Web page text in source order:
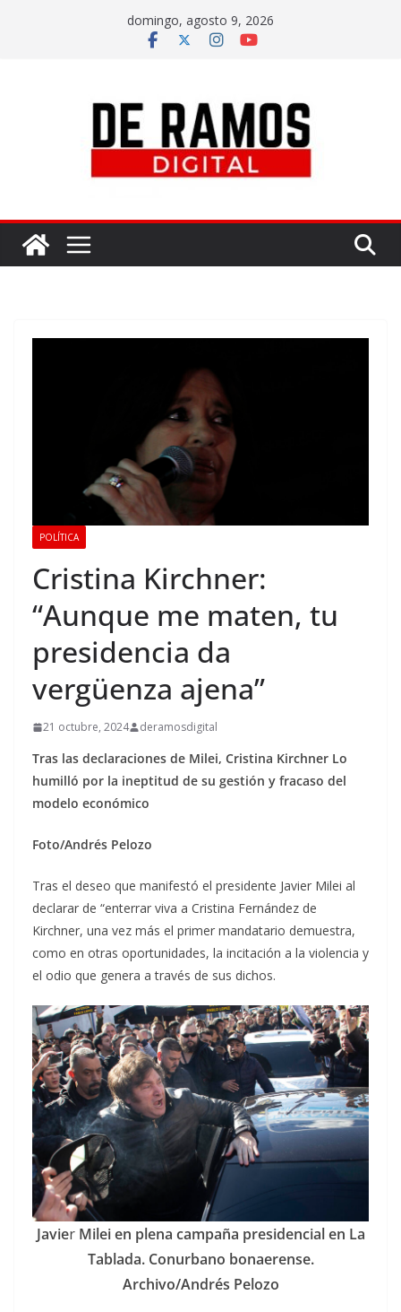
domingo, agosto 9, 2026
POLÍTICA
Cristina Kirchner:
“Aunque me maten, tu
presidencia da
vergüenza ajena”
21 octubre, 2024 deramosdigital
Tras las declaraciones de Milei, Cristina Kirchner Lo
humilló por la ineptitud de su gestión y fracaso del
modelo económico
Foto/Andrés Pelozo
Tras el deseo que manifestó el presidente Javier Milei al
declarar de “enterrar viva a Cristina Fernández de
Kirchner, una vez más el primer mandatario demuestra,
como en otras oportunidades, la incitación a la violencia y
el odio que genera a través de sus dichos.
Javier Milei en plena campaña presidencial en La
Tablada. Conurbano bonaerense.
Archivo/Andrés Pelozo